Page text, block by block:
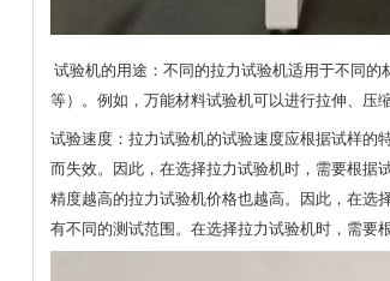
试验机的用途：不同的拉力试验机适用于不同
等）。例如，万能材料试验机可以进行拉伸、压
试验速度：拉力试验机的试验速度应根据试样的
而失效。因此，在选择拉力试验机时，需要根据
精度越高的拉力试验机价格也越高。因此，在选
有不同的测试范围。在选择拉力试验机时，需要